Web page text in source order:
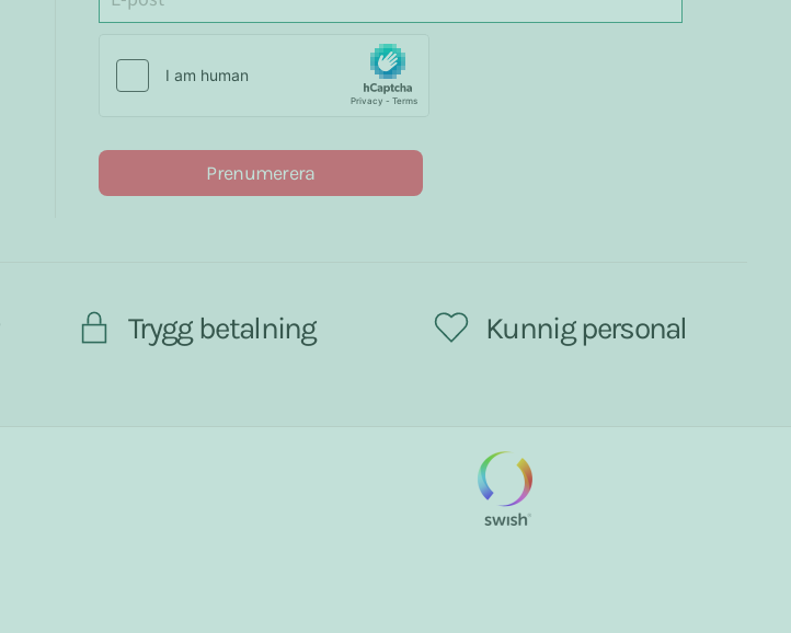
Prenumerera
Trygg betalning Kunnig personal